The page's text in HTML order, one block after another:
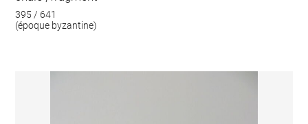
395 / 641
(époque byzantine)